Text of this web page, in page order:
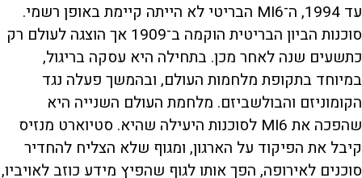
עד 1994, ה־MI6 הבריטי לא הייתה קיימת באופן רשמי.
סוכנות הביון הבריטית הוקמה ב־1909 אך הוצגה לעולם רק
כתשעים שנה לאחר מכן. בתחילה היא עסקה בריגול,
במיוחד בתקופת מלחמות העולם, ובהמשך פעלה נגד
הקומוניזם והבולשביזם. מלחמת העולם השנייה היא
שהפכה את MI6 לסוכנות היעילה שהיא. סטיוארט מנזיס
קיבל את הפיקוד על הארגון, ומגוף שלא הצליח להחדיר
סוכנים לאירופה, הפך אותו לגוף שהפיץ מידע כוזב לאויביו,